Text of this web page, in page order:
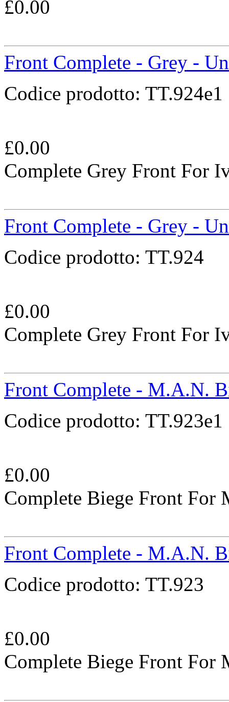
£0.00
Front Complete - Grey -
Codice prodotto: TT.924e1
£0.00
Complete Grey Front For
Front Complete - Grey -
Codice prodotto: TT.924
£0.00
Complete Grey Front For
Front Complete - M.A.N.
Codice prodotto: TT.923e1
£0.00
Complete Biege Front For
Front Complete - M.A.N.
Codice prodotto: TT.923
£0.00
Complete Biege Front For